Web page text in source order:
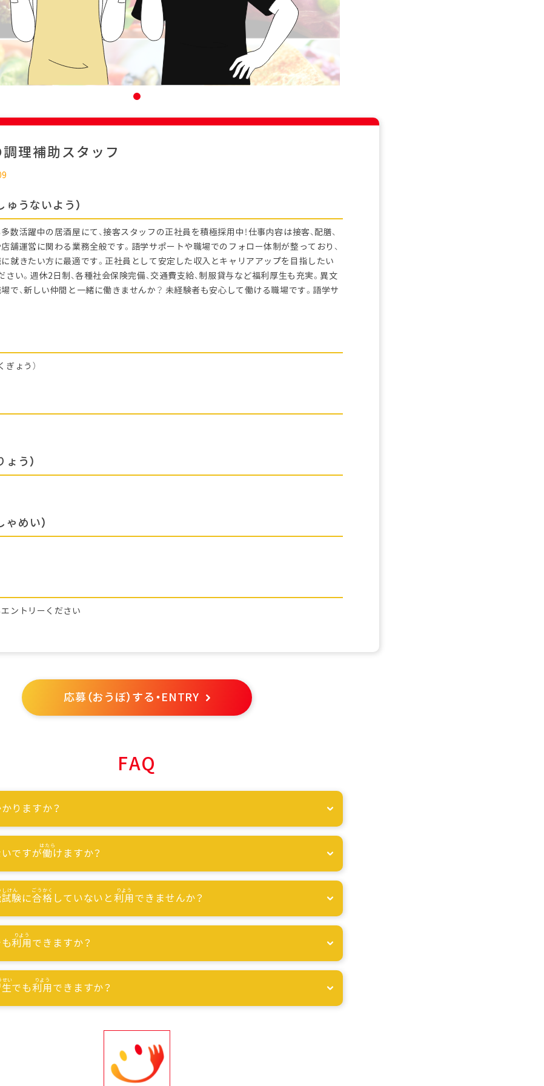
理補助スタッフ
ゅうないよう）
数活躍中の居酒屋にて、接客スタッフの正社員を積極採用中！仕事内容は接客、配膳、
舗運営に関わる業務全般です。語学サポートや職場でのフォロー体制が整っており、
就きたい方に最適です。正社員として安定した収入とキャリアアップを目指したい
さい。週休2日制、各種社会保険完備、交通費支給、制服貸与など福利厚生も充実。異文
で、新しい仲間と一緒に働きませんか？ 未経験者も安心して働ける職場です。語学サ
ぎょう）
う）
ゃめい）
ントリーください
応募（おうぼ）する・ENTRY
FAQ
りますか？
ですが働けますか？
験に合格 していないと利用できませんか？
利用できますか？
でも利用できますか？